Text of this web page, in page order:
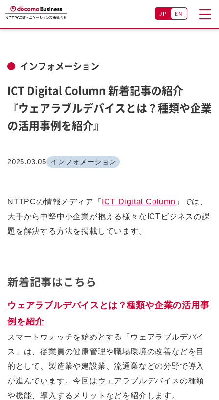
JP EN
インフォメーション
ICT Digital Column 新着記事の紹介
『ウェアラブルデバイスとは？種類や企業
の活用事例を紹介』
2025.03.05 インフォメーション
NTTPCの情報メディア「 ICT Digital Column 」では、
大手から中堅中小企業が抱える様々なICTビジネスの課
題を解決する方法を掲載しています。
新着記事はこちら
ウェアラブルデバイスとは？種類や企業の活用事
例を紹介
スマートウォッチを始めとする「ウェアラブルデバイ
ス」は、従業員の健康管理や職場環境の改善などを目
的として、製造業や建設業、流通業などの分野で導入
が進んでいます。今回はウェアラブルデバイスの種類
や機能、導入するメリットなどを紹介します。